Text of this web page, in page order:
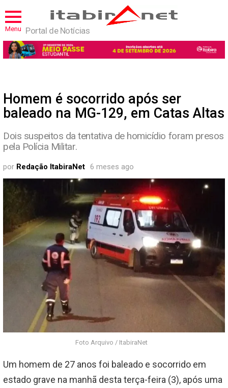
Menu Portal de Notícias
Homem é socorrido após ser
baleado na MG-129, em Catas Altas
Dois suspeitos da tentativa de homicídio foram presos
pela Polícia Militar.
por Redação ItabiraNet 6 meses ago
Foto Arquivo / ItabiraNet
Um homem de 27 anos foi baleado e socorrido em
estado grave na manhã desta terça-feira (3), após uma